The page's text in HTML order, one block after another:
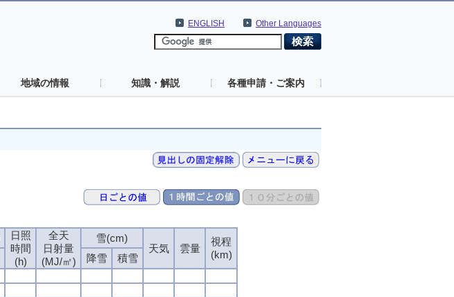
Other Languages
ENGLISH
地域の情報 知識・解説 各種申請・ご案内
日照
時間
(h)
全天
日射量
(MJ/㎡)
雪(cm)
天気
雲量
視程
(km)
降雪
積雪
日照
時間
(h)
全天
日射量
(MJ/㎡)
雪(cm)
天気
雲量
視程
(km)
降雪
積雪
日照
時間
(h)
全天
日射量
(MJ/㎡)
雪(cm)
天気
雲量
視程
(km)
降雪
積雪
日照
時間
(h)
全天
日射量
(MJ/㎡)
雪(cm)
天気
雲量
視程
(km)
降雪
積雪